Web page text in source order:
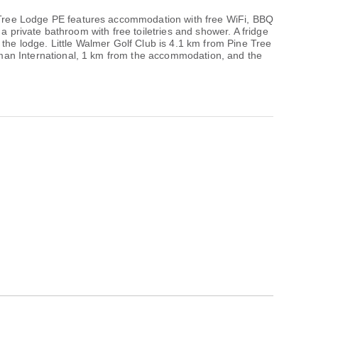
Lodge PE features accommodation with free WiFi, BBQ
private bathroom with free toiletries and shower. A fridge
lodge. Little Walmer Golf Club is 4.1 km from Pine Tree
International, 1 km from the accommodation, and the